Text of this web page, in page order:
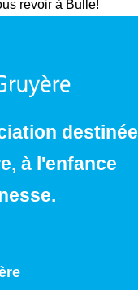
revoir à Bulle!
destinée
à l'enfance